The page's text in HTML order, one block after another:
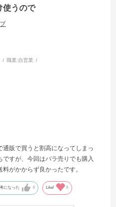
使うので
職業:自営業
販で買うと割高になってしまっ
すが、今回はバラ売りでも購入
がかからず良かったです。
になった 0 Like! 0